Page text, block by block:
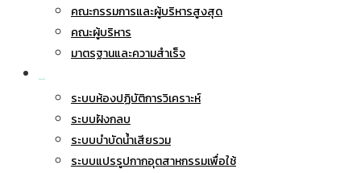
คณะกรรมการและผู้บริหารสูงสุด
คณะผู้บริหาร
มาตรฐานและความสำเร็จ
ระบบห้องปฏิบัติการวิเคราะห์
ระบบฝังกลบ
ระบบบำบัดน้ำเสียรวม
ระบบแปรรูปกากอุตสาหกรรมเพื่อใช้